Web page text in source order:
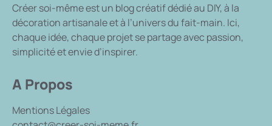
Créer soi-mêmeest un blog créatif dédié au DIY, à la
décoration artisanale et à l’univers du fait-main. Ici,
chaque idée, chaque projet se partage avec passion,
simplicité et envie d’inspirer.
A Propos
Mentions Légales